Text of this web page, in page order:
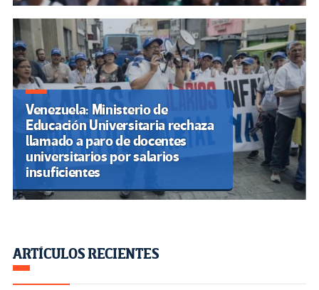
Venezuela: Ministerio de
Educación Universitaria rechaza
llamado a paro de docentes
universitarios por salarios
insuficientes
ARTÍCULOS RECIENTES